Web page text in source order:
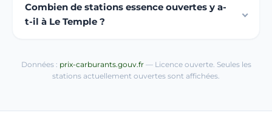
Combien de stations essence ouvertes y a-
t-il à Le Temple ?
Données : prix-carburants.gouv.fr— Licence ouverte. Seules les
stations actuellement ouvertes sont affichées.